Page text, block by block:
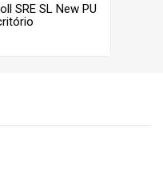
SRE SL New PU